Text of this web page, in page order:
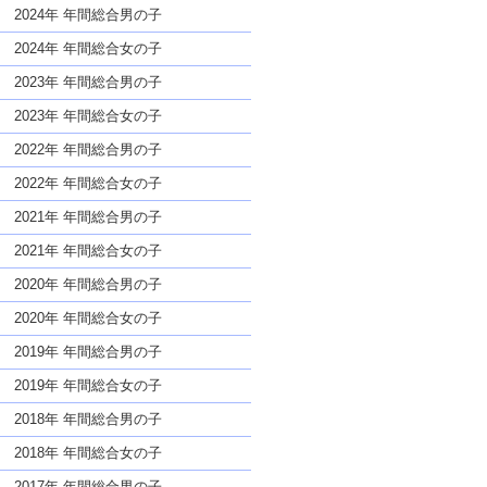
名前であっても奇抜すぎない
2024年 年間総合男の子
2024年 年間総合女の子
2023年 年間総合男の子
2023年 年間総合女の子
2022年 年間総合男の子
2022年 年間総合女の子
2021年 年間総合男の子
2021年 年間総合女の子
2020年 年間総合男の子
2020年 年間総合女の子
2019年 年間総合男の子
2019年 年間総合女の子
2018年 年間総合男の子
2018年 年間総合女の子